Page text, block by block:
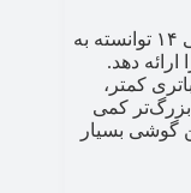
در تست‌های مرتبط با صفحه‌نمایش، شیائومی ۱۴ توانسته به
ارائه دهد.
کمتر،
بزرگ‌تر کمی
گوشی بسیار